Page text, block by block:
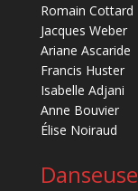
Romain Cottard
Jacques Weber
Ariane Ascaride
Francis Huster
Isabelle Adjani
Anne Bouvier
Élise Noiraud
Danseuse